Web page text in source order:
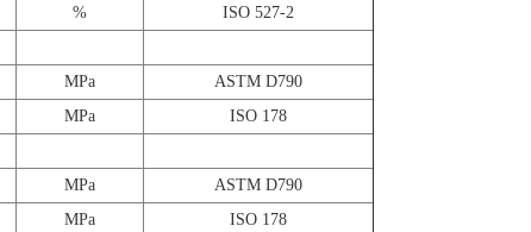
%
ISO 527-2
MPa
ASTM D790
MPa
ISO 178
MPa
ASTM D790
MPa
ISO 178